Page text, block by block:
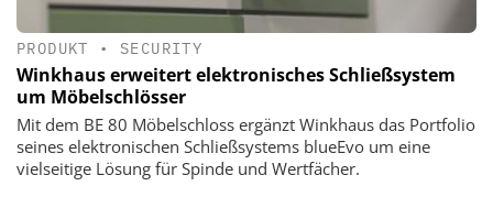
PRODUKT • SECURITY
Winkhaus erweitert elektronisches Schließsystem
um Möbelschlösser
Mit dem BE 80 Möbelschloss ergänzt Winkhaus das Portfolio
seines elektronischen Schließsystems blueEvo um eine
vielseitige Lösung für Spinde und Wertfächer.